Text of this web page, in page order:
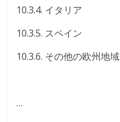
10.3.4. イタリア
10.3.5. スペイン
10.3.6. その他の欧州地域
…